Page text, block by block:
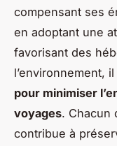
compensant ses
en adoptant une
favorisant des
l’environnement,
pour minimiser
voyages. Chacun
contribue à